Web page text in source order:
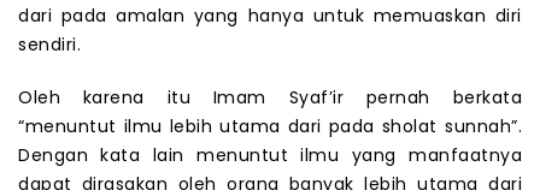
dari pada amalan yang hanya untuk memuaskan diri
sendiri.
Oleh karena itu Imam Syaf’ir pernah berkata
“menuntut ilmu lebih utama dari pada sholat sunnah”.
Dengan kata lain menuntut ilmu yang manfaatnya
dapat dirasakan oleh orang banyak lebih utama dari